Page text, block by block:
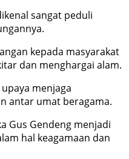
sangat peduli
kepada masyarakat
dan menghargai alam.
menjaga
antar umat beragama.
Gus Gendeng menjadi
hal keagamaan dan